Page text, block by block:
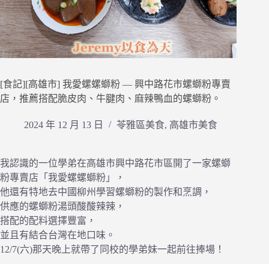
[食記][高雄市] 我愛螺螺螄粉 — 興中路花市螺螄粉專賣
店，推薦搭配脆皮肉、牛腱肉、麻辣鴨血的螺螄粉。
2024 年 12 月 13 日 苓雅區美食, 高雄市美食
我認識的一位學弟在高雄市興中路花市區開了一家螺螄
粉專賣店「我愛螺螺螄粉」，
他還有特地去中國柳州學習螺螄粉的製作和烹調，
供應的螺螄粉湯頭酸酸辣辣，
搭配的配料選擇豐富，
並且有結合台灣在地口味。
12/7(六)那天晚上就帶了同校的學弟妹一起前往捧場！